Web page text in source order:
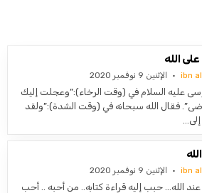
الله
ibn الإثنين 9 نوفمبر 2020
عليه السلام في (وقت الرخاء):”وعجلت إليك
فقال الله سبحانه في (وقت الشدة):”ولقد
إلى…
ibn الإثنين 9 نوفمبر 2020
الله… حبب إليه قراءة كتابه.. من أحبه .. أحب